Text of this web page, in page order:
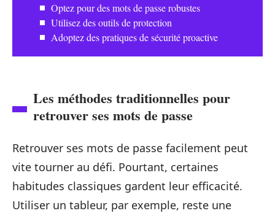
Optez pour des mots de passe robustes
Utilisez des outils de protection
Adoptez des pratiques de sécurité proactive
Les méthodes traditionnelles pour
retrouver ses mots de passe
Retrouver ses mots de passe facilement peut
vite tourner au défi. Pourtant, certaines
habitudes classiques gardent leur efficacité.
Utiliser un tableur, par exemple, reste une